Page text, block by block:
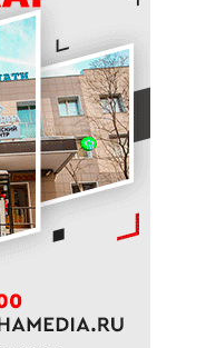
прогреется
в субботу
ВЭФ-2026
70 сессий
ВС РФ
СВО